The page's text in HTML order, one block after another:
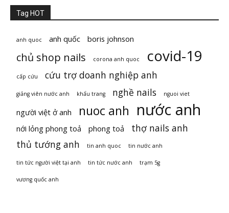
Tag HOT
anh quoc anh quốc boris johnson
chủ shop nails corona anh quoc covid-19
cấp cứu cứu trợ doanh nghiệp anh
giảng viên nước anh khẩu trang nghề nails nguoi viet
người việt ở anh nuoc anh nước anh
nới lỏng phong toả phong toả
thợ nails anh
thủ tướng anh
tin anh quoc tin nước anh
tin tức người việt tại anh tin tức nước anh trạm 5g
vương quốc anh